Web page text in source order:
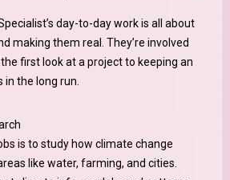
making them real. They’re involved
first look at a project to keeping an
the long run.
is to study how climate change
like water, farming, and cities.